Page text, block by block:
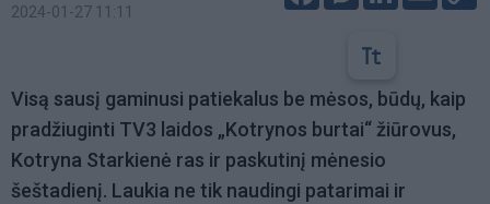
2024-01-27 11:11
Visą sausį gaminusi patiekalus be mėsos, būdų, kaip
pradžiuginti TV3 laidos „Kotrynos burtai“ žiūrovus,
Kotryna Starkienė ras ir paskutinį mėnesio
šeštadienį. Laukia ne tik naudingi patarimai ir